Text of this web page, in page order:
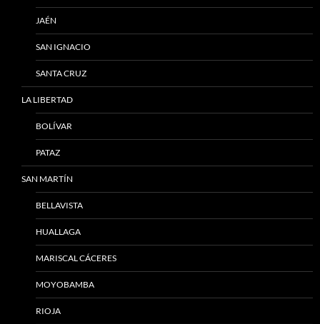
JAÉN
SAN IGNACIO
SANTA CRUZ
LA LIBERTAD
BOLÍVAR
PATAZ
SAN MARTÍN
BELLAVISTA
HUALLAGA
MARISCAL CÁCERES
MOYOBAMBA
RIOJA